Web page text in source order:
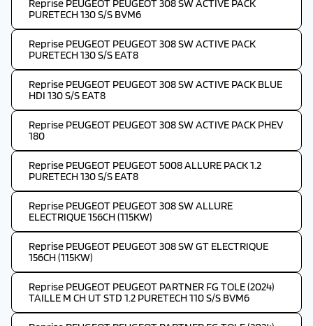
Reprise PEUGEOT PEUGEOT 308 SW ACTIVE PACK
PURETECH 130 S/S BVM6
Reprise PEUGEOT PEUGEOT 308 SW ACTIVE PACK
PURETECH 130 S/S EAT8
Reprise PEUGEOT PEUGEOT 308 SW ACTIVE PACK BLUE
HDI 130 S/S EAT8
Reprise PEUGEOT PEUGEOT 308 SW ACTIVE PACK PHEV
180
Reprise PEUGEOT PEUGEOT 5008 ALLURE PACK 1.2
PURETECH 130 S/S EAT8
Reprise PEUGEOT PEUGEOT 308 SW ALLURE
ELECTRIQUE 156CH (115KW)
Reprise PEUGEOT PEUGEOT 308 SW GT ELECTRIQUE
156CH (115KW)
Reprise PEUGEOT PEUGEOT PARTNER FG TOLE (2024)
TAILLE M CH UT STD 1.2 PURETECH 110 S/S BVM6